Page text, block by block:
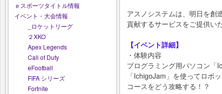
ｅスポーツタイトル情報
イベント・大会情報
_ロケットリーグ
２XKO
Apex Legends
Call of Duty
eFootball
FIFA シリーズ
Fortnite
アスノシステムは、明日を創
貢献するサービスをご提供い
【イベント詳細】
・体験内容
プログラミング用パソコン「
「IchigoJam」を使ってロボ
コースをどう攻略する！？